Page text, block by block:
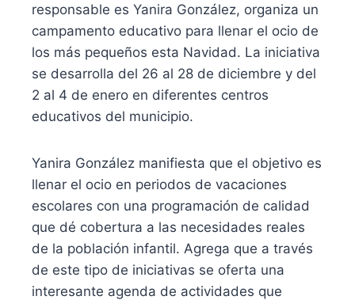
responsable es Yanira González, organiza un
campamento educativo para llenar el ocio de
los más pequeños esta Navidad. La iniciativa
se desarrolla del 26 al 28 de diciembre y del
2 al 4 de enero en diferentes centros
educativos del municipio.
Yanira González manifiesta que el objetivo es
llenar el ocio en periodos de vacaciones
escolares con una programación de calidad
que dé cobertura a las necesidades reales
de la población infantil. Agrega que a través
de este tipo de iniciativas se oferta una
interesante agenda de actividades que